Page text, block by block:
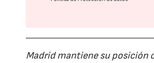
Madrid mantiene su posición